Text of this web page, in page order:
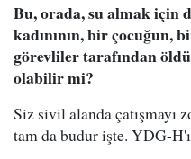
Bu, orada, su almak için
kadınının, bir çocuğun,
görevliler tarafından
olabilir mi?
Siz sivil alanda çatışmayı
tam da budur işte. YDG-